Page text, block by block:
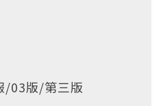
/03版/第三版